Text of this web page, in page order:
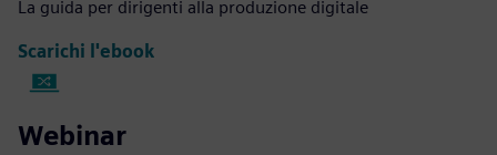
La guida per dirigenti alla produzione digitale
Scarichi l'ebook
Webinar